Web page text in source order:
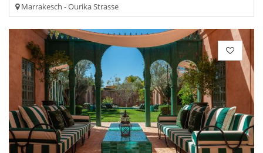
Marrakesch - Ourika Strasse